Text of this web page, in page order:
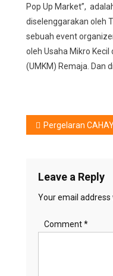
Pop Up Market”,
diselenggarakan oleh
sebuah event
oleh Usaha Mikro Kecil
(UMKM) Remaja. Dan
Post
Pergelaran CAHAYA HATI : Menyalakan Harapan Anak-
Leave a Reply
Your email address
Comment*